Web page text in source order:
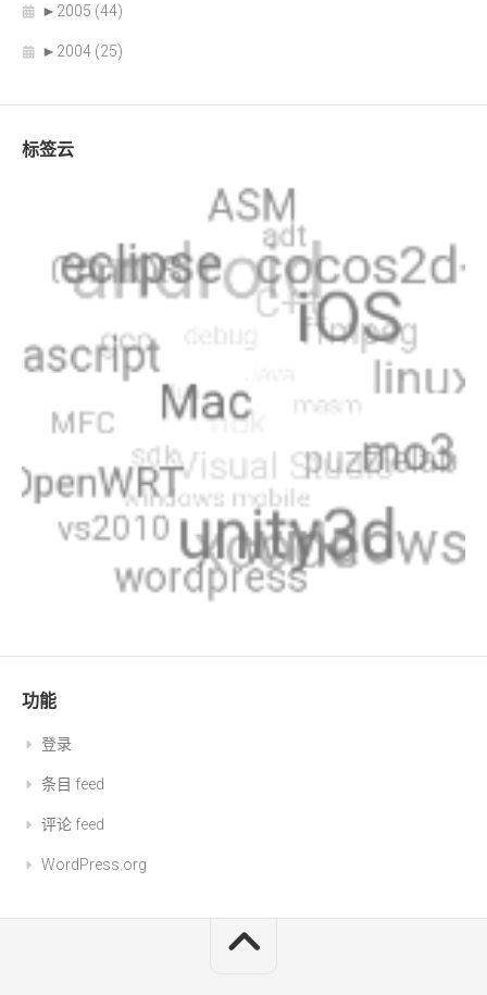
► 2005 (44)
► 2004 (25)
标签云
功能
登录
条目 feed
评论 feed
WordPress.org